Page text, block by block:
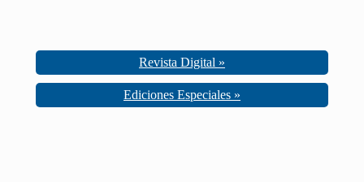
Revista Digital »
Ediciones Especiales »